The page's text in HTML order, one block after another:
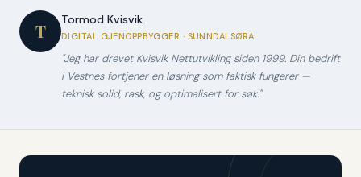
T
Tormod Kvisvik
DIGITAL GJENOPPBYGGER · SUNNDALSØRA
"Jeg har drevet Kvisvik Nettutvikling siden 1999. Din bedrift
i Vestnes fortjener en løsning som faktisk fungerer —
teknisk solid, rask, og optimalisert for søk."